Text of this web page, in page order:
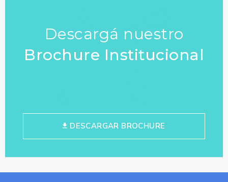
Descargá nuestro
Brochure Institucional
DESCARGAR BROCHURE